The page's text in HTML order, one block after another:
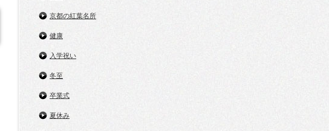
京都の紅葉名所
健康
入学祝い
冬至
卒業式
夏休み